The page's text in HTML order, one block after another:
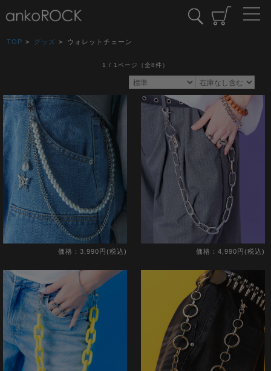
TOP > グッズ > ウォレットチェーン
1 / 1ページ （全8件）
価格：3,990円(税込) 価格：4,990円(税込)